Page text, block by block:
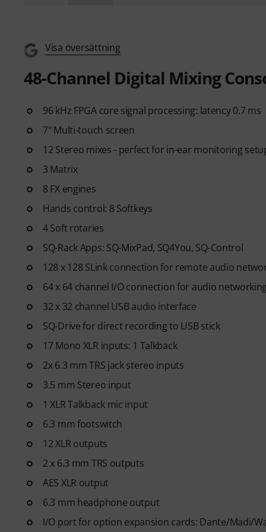
Visa översättning
48-Channel Digital Mixing
96 kHz FPGA core signal processing: latency 0.7 ms
7" Multi-touch screen
12 Stereo mixes - perfect for in-ear monitoring
3 Matrix
8 FX engines
Hands control: 8 Softkeys
4 Soft rotaries
SQ-Rack Apps: SQ-MixPad, SQ4You, SQ-Control
128 x 128 SLink connection for remote audio
64 x 64 channel I/O connection for audio networking
32 x 32 channel USB audio interface
SQ-Drive for direct recording to USB stick
17 Mono XLR inputs: 1 Talkback
2x 6.3 mm TRS jack stereo inputs
3.5 mm Stereo input
1 XLR Talkback mic input
6.3 mm footswitch
12 XLR outputs
2 x 6.3 mm TRS outputs
AES XLR output
6.3 mm headphone output
I/O port for option expansion cards: Dante/Madi/